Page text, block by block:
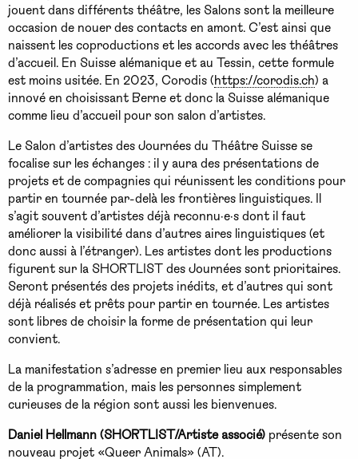
jouent dans différents théâtre, les Salons sont la meilleure
occasion de nouer des contacts en amont. C’est ainsi que
naissent les coproductions et les accords avec les théâtres
d’accueil. En Suisse alémanique et au Tessin, cette formule
est moins usitée. En 2023, Corodis (https://corodis.ch) a
innové en choisissant Berne et donc la Suisse alémanique
comme lieu d’accueil pour son salon d’artistes.
Le Salon d’artistes des Journées du Théâtre Suisse se
focalise sur les échanges : il y aura des présentations de
projets et de compagnies qui réunissent les conditions pour
partir en tournée par-delà les frontières linguistiques. Il
s’agit souvent d’artistes déjà reconnu·e·s dont il faut
améliorer la visibilité dans d’autres aires linguistiques (et
donc aussi à l’étranger). Les artistes dont les productions
figurent sur la SHORTLIST des Journées sont prioritaires.
Seront présentés des projets inédits, et d’autres qui sont
déjà réalisés et prêts pour partir en tournée. Les artistes
sont libres de choisir la forme de présentation qui leur
convient.
La manifestation s’adresse en premier lieu aux responsables
de la programmation, mais les personnes simplement
curieuses de la région sont aussi les bienvenues.
Daniel Hellmann (SHORTLIST/Artiste associé) présente son
nouveau projet «Queer Animals» (AT).